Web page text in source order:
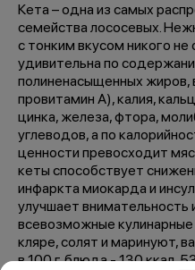
Кета – одна из самых
семейства лососевых.
с тонким вкусом никого
удивительна по
полиненасыщенных жиров,
провитамин А), калия,
цинка, железа, фтора,
углеводов, а по
ценности превосходит
кеты способствует
инфаркта миокарда и
улучшает внимательность
всевозможные
кляре, солят и маринуют,
в 100 г. блюда - 130 ккал,